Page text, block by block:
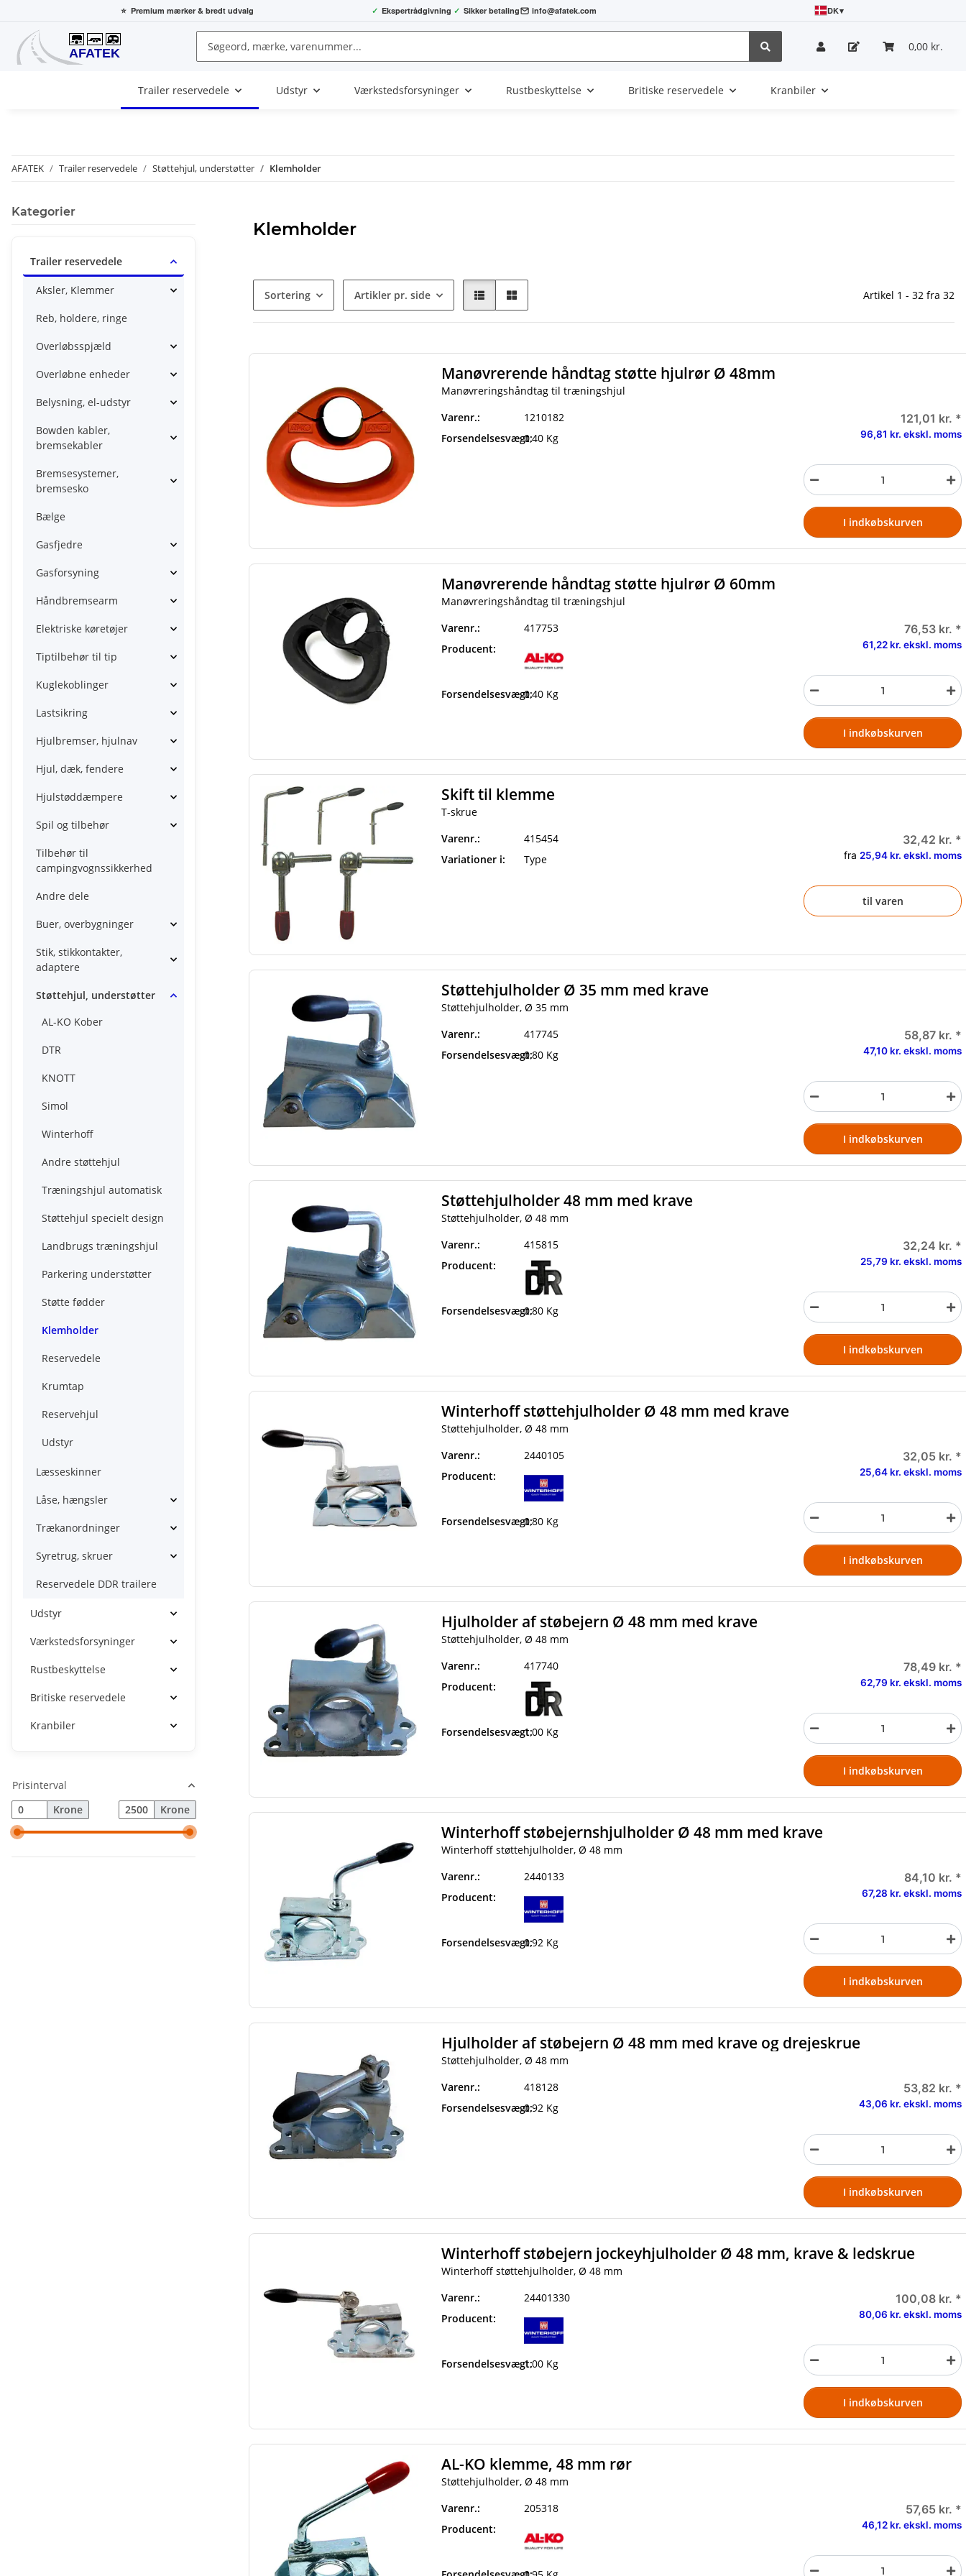
⭐ Premium mærker & bredt udvalg ✓ Ekspertrådgivning ✓ Sikker betaling info@afatek.com DK▾
0,00 kr.
Trailer reservedele Udstyr Værkstedsforsyninger Rustbeskyttelse Britiske reservedele Kranbiler
AFATEK Trailer reservedele Støttehjul, understøtter Klemholder
Klemholder
Sortering Artikler pr. side Artikel 1 - 32 fra 32
Manøvrerende håndtag støtte hjulrør Ø 48mm
Manøvreringshåndtag til træningshjul
Varenr.:
1210182
Forsendelsesvægt:0,40 Kg
121,01 kr. *
96,81 kr. ekskl. moms
I indkøbskurven
Manøvrerende håndtag støtte hjulrør Ø 60mm
Manøvreringshåndtag til træningshjul
Varenr.:
417753
Producent:
Forsendelsesvægt:0,40 Kg
76,53 kr. *
61,22 kr. ekskl. moms
I indkøbskurven
Skift til klemme
T-skrue
Varenr.:
415454
Variationer i:
Type fra
32,42 kr. *
25,94 kr. ekskl. moms
til varen
Støttehjulholder Ø 35 mm med krave
Støttehjulholder, Ø 35 mm
Varenr.:
417745
Forsendelsesvægt:0,80 Kg
58,87 kr. *
47,10 kr. ekskl. moms
I indkøbskurven
Støttehjulholder 48 mm med krave
Støttehjulholder, Ø 48 mm
Varenr.:
415815
Producent:
Forsendelsesvægt:0,80 Kg
32,24 kr. *
25,79 kr. ekskl. moms
I indkøbskurven
Winterhoff støttehjulholder Ø 48 mm med krave
Støttehjulholder, Ø 48 mm
Varenr.:
2440105
Producent:
Forsendelsesvægt:0,80 Kg
32,05 kr. *
25,64 kr. ekskl. moms
I indkøbskurven
Hjulholder af støbejern Ø 48 mm med krave
Støttehjulholder, Ø 48 mm
Varenr.:
417740
Producent:
Forsendelsesvægt:1,00 Kg
78,49 kr. *
62,79 kr. ekskl. moms
I indkøbskurven
Winterhoff støbejernshjulholder Ø 48 mm med krave
Winterhoff støttehjulholder, Ø 48 mm
Varenr.:
2440133
Producent:
Forsendelsesvægt:0,92 Kg
84,10 kr. *
67,28 kr. ekskl. moms
I indkøbskurven
Hjulholder af støbejern Ø 48 mm med krave og drejeskrue
Støttehjulholder, Ø 48 mm
Varenr.:
418128
Forsendelsesvægt:0,92 Kg
53,82 kr. *
43,06 kr. ekskl. moms
I indkøbskurven
Winterhoff støbejern jockeyhjulholder Ø 48 mm, krave & ledskrue
Winterhoff støttehjulholder, Ø 48 mm
Varenr.:
24401330
Producent:
Forsendelsesvægt:1,00 Kg
100,08 kr. *
80,06 kr. ekskl. moms
I indkøbskurven
AL-KO klemme, 48 mm rør
Støttehjulholder, Ø 48 mm
Varenr.:
205318
Producent:
57,65 kr. *
46,12 kr. ekskl. moms
Kategorier
Trailer reservedele
Aksler, Klemmer
Reb, holdere, ringe
Overløbsspjæld
Overløbne enheder
Belysning, el-udstyr
Bowden kabler,
bremsekabler
Bremsesystemer,
bremsesko
Bælge
Gasfjedre
Gasforsyning
Håndbremsearm
Elektriske køretøjer
Tiptilbehør til tip
Kuglekoblinger
Lastsikring
Hjulbremser, hjulnav
Hjul, dæk, fendere
Hjulstøddæmpere
Spil og tilbehør
Tilbehør til
campingvognssikkerhed
Andre dele
Buer, overbygninger
Stik, stikkontakter,
adaptere
Støttehjul, understøtter
AL-KO Kober
DTR
KNOTT
Simol
Winterhoff
Andre støttehjul
Træningshjul automatisk
Støttehjul specielt design
Landbrugs træningshjul
Parkering understøtter
Støtte fødder
Klemholder
Reservedele
Krumtap
Reservehjul
Udstyr
Læsseskinner
Låse, hængsler
Trækanordninger
Syretrug, skruer
Reservedele DDR trailere
Udstyr
Værkstedsforsyninger
Rustbeskyttelse
Britiske reservedele
Kranbiler
Prisinterval
Krone
Krone